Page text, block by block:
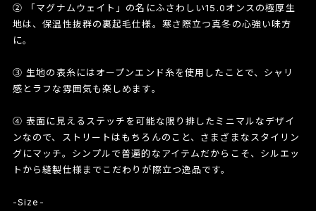
② 「マグナムウェイト」の名にふさわしい15.0オンスの極厚生
地は、保温性抜群の裏起毛仕様。寒さ際立つ真冬の心強い味方
に。
③ 生地の表糸にはオープンエンド糸を使用したことで、シャリ
感とラフな雰囲気も楽しめます。
④ 表面に見えるステッチを可能な限り排したミニマルなデザイ
ンなので、ストリートはもちろんのこと、さまざまなスタイリン
グにマッチ。シンプルで普遍的なアイテムだからこそ、シルエッ
トから縫製仕様までこだわりが際立つ逸品です。
-Size-